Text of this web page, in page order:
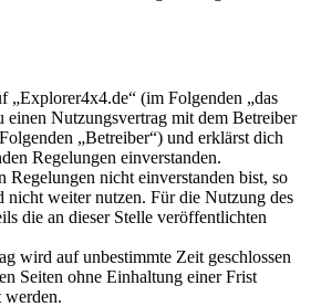
„Explorer4x4.de“ (im Folgenden „das
einen Nutzungsvertrag mit dem Betreiber
„Betreiber“) und erklärst dich
Regelungen einverstanden.
Regelungen nicht einverstanden bist, so
nicht weiter nutzen. Für die Nutzung des
die an dieser Stelle veröffentlichten
wird auf unbestimmte Zeit geschlossen
Seiten ohne Einhaltung einer Frist
werden.